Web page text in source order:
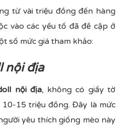
từ vài triệu đồng đến hàng
vào các yếu tố đã đề cập ở
số mức giá tham khảo:
nội địa
nội địa, không có giấy tờ
15 triệu đồng. Đây là mức
yêu thích giống mèo này